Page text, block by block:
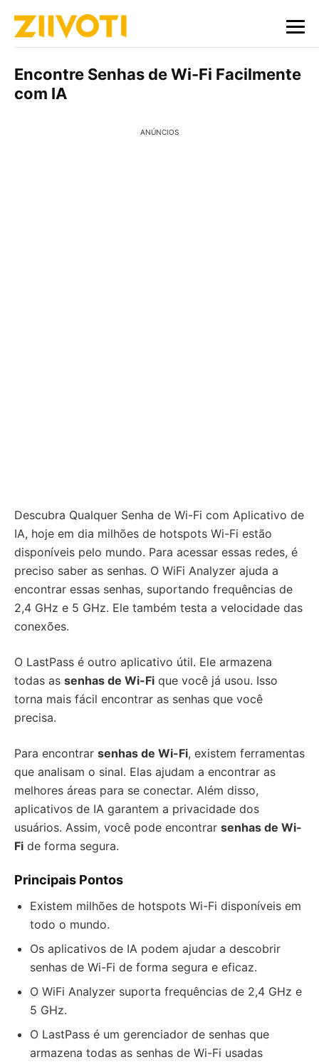
Encontre Senhas de Wi-Fi Facilmente
com IA
ANÚNCIOS
Descubra Qualquer Senha de Wi-Fi com Aplicativo de
IA, hoje em dia milhões de hotspots Wi-Fi estão
disponíveis pelo mundo. Para acessar essas redes, é
preciso saber as senhas. O WiFi Analyzer ajuda a
encontrar essas senhas, suportando frequências de
2,4 GHz e 5 GHz. Ele também testa a velocidade das
conexões.
O LastPass é outro aplicativo útil. Ele armazena
todas as senhas de Wi-Fi que você já usou. Isso
torna mais fácil encontrar as senhas que você
precisa.
Para encontrar senhas de Wi-Fi, existem ferramentas
que analisam o sinal. Elas ajudam a encontrar as
melhores áreas para se conectar. Além disso,
aplicativos de IA garantem a privacidade dos
usuários. Assim, você pode encontrar senhas de Wi-
Fi de forma segura.
Principais Pontos
Existem milhões de hotspots Wi-Fi disponíveis em
todo o mundo.
Os aplicativos de IA podem ajudar a descobrir
senhas de Wi-Fi de forma segura e eficaz.
O WiFi Analyzer suporta frequências de 2,4 GHz e
5 GHz.
O LastPass é um gerenciador de senhas que
armazena todas as senhas de Wi-Fi usadas